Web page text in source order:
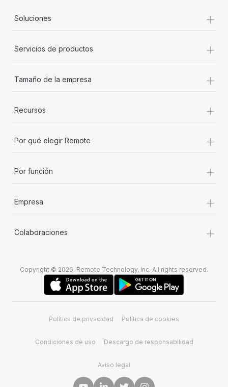
Soluciones +
Servicios de productos +
Tamaño de la empresa +
Recursos +
Por qué elegir Remote +
Por función +
Empresa +
Colaboraciones +
Copyright © 2026. Remote Technology, Inc. All rights reserved.
Política de privacidad Política de cookies
Condiciones de uso Descargo de responsabilidad
Aviso legal